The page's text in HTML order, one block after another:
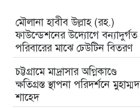
মৌলানা হাবীব উল্লাহ (রহ.)
ফাউন্ডেশনের উদ্যোগে বন্যাদুর্গত
পরিবারের মাঝে ঢেউটিন বিতরণ
চট্টগ্রামে মাদ্রাসার অগ্নিকাণ্ডে
ক্ষতিগ্রস্ত স্থাপনা পরিদর্শনে মুহাম্মদ
শাহেদ